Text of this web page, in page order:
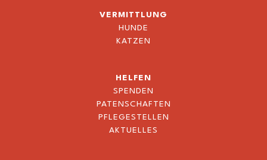
VERMITTLUNG
HUNDE
KATZEN
HELFEN
SPENDEN
PATENSCHAFTEN
PFLEGESTELLEN
AKTUELLES